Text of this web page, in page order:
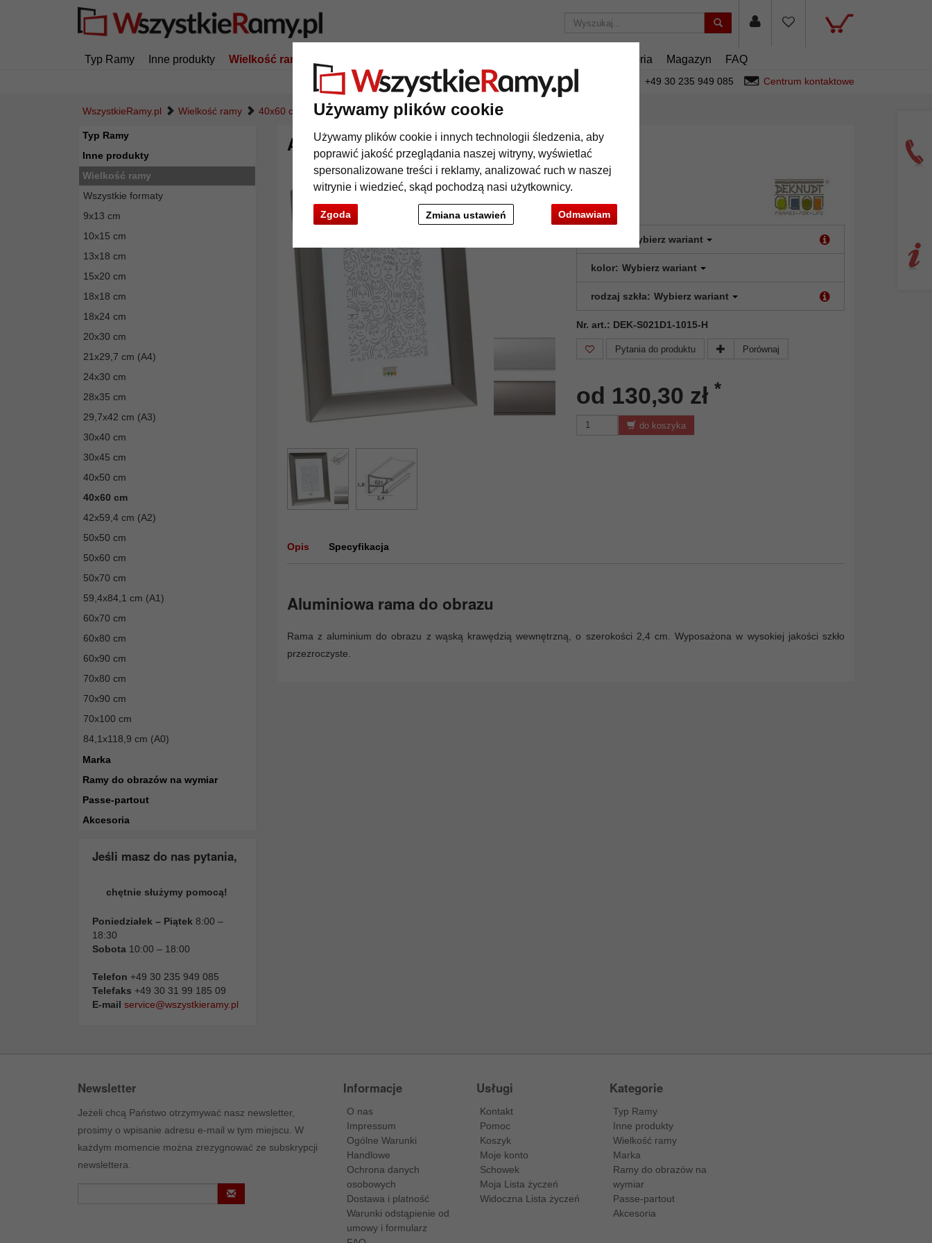
Używamy plików cookie
Używamy plików cookie i innych technologii śledzenia, aby
poprawić jakość przeglądania naszej witryny, wyświetlać
spersonalizowane treści i reklamy, analizować ruch w naszej
witrynie i wiedzieć, skąd pochodzą nasi użytkownicy.
Zgoda Odmawiam
Zmiana ustawień
Typ Ramy Inne produkty Wielkość ramy Akcesoria Magazyn FAQ
Tylko 25,95 zł za wysyłkę. +49 30 235 949 085 Centrum kontaktowe
WszystkieRamy.pl Wielkość ramy 40x60 cm Aluminiowa rama do obrazu Jade
Typ Ramy
Inne produkty
Wielkość ramy
Wszystkie formaty
9x13 cm
10x15 cm
13x18 cm
15x20 cm
18x18 cm
18x24 cm
20x30 cm
21x29,7 cm (A4)
24x30 cm
28x35 cm
29,7x42 cm (A3)
30x40 cm
30x45 cm
40x50 cm
40x60 cm
42x59,4 cm (A2)
50x50 cm
50x60 cm
50x70 cm
59,4x84,1 cm (A1)
60x70 cm
60x80 cm
60x90 cm
70x80 cm
70x90 cm
70x100 cm
84,1x118,9 cm (A0)
Marka
Ramy do obrazów na wymiar
Passe-partout
Akcesoria
Jeśli masz do nas pytania,
chętnie służymy pomocą!
Poniedziałek – Piątek 8:00 –
18:30
Sobota 10:00 – 18:00
Telefon +49 30 235 949 085
Telefaks +49 30 31 99 185 09
E-mail service@wszystkieramy.pl
Aluminiowa rama do obrazu Jade
Wybierz wariant
kolor: Wybierz wariant
rodzaj szkła: Wybierz wariant
Nr. art.: DEK-S021D1-1015-H
Pytania do produktu Porównaj
od 130,30 zł *
do koszyka
Opis Specyfikacja
Aluminiowa rama do obrazu
Rama z aluminium do obrazu z wąską krawędzią wewnętrzną, o szerokości 2,4 cm. Wyposażona w wysokiej jakości szkło
przezroczyste.
Newsletter
Jeżeli chcą Państwo otrzymywać nasz newsletter,
prosimy o wpisanie adresu e-mail w tym miejscu. W
każdym momencie można zrezygnować ze subskrypcji
newslettera.
Informacje
O nas
Impressum
Ogólne Warunki
Handlowe
Ochrona danych
osobowych
Dostawa i platność
Warunki odstąpienie od
umowy i formularz
Usługi
Kontakt
Pomoc
Koszyk
Moje konto
Schowek
Moja Lista życzeń
Widoczna Lista życzeń
Kategorie
Typ Ramy
Inne produkty
Wielkość ramy
Marka
Ramy do obrazów na
wymiar
Passe-partout
Akcesoria